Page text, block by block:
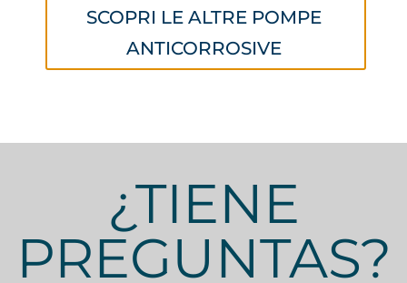
SCOPRI LE ALTRE POMPE
ANTICORROSIVE
¿TIENE
PREGUNTAS?